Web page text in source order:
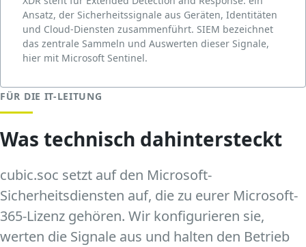
Ansatz, der Sicherheitssignale aus Geräten, Identitäten
und Cloud-Diensten zusammenführt. SIEM bezeichnet
das zentrale Sammeln und Auswerten dieser Signale,
hier mit Microsoft Sentinel.
FÜR DIE IT-LEITUNG
Was technisch dahintersteckt
cubic.soc setzt auf den Microsoft-
Sicherheitsdiensten auf, die zu eurer Microsoft-
365-Lizenz gehören. Wir konfigurieren sie,
werten die Signale aus und halten den Betrieb